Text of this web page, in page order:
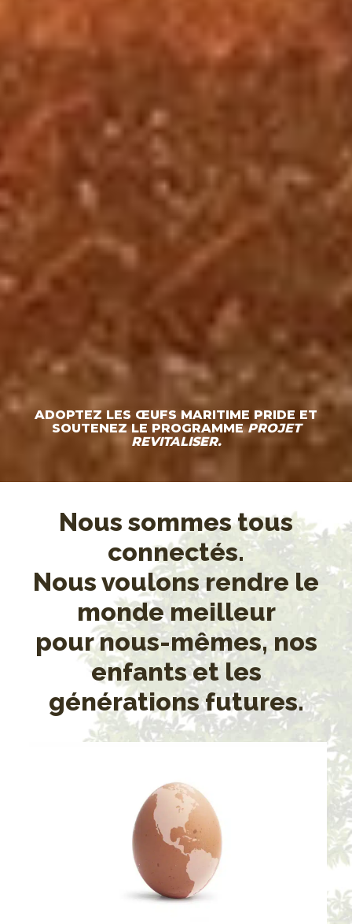
ADOPTEZ LES ŒUFS MARITIME PRIDE ET
SOUTENEZ LE PROGRAMMEPROJET
REVITALISER.
Nous sommes tous
connectés.
Nous voulons rendre le
monde meilleur
pour nous-mêmes, nos
enfants et les
générations futures.